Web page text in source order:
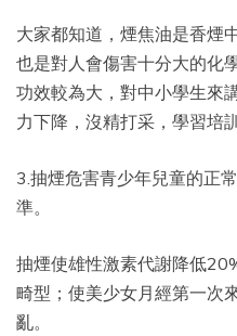
大家都知道，煙焦油是香煙
也是對人會傷害十分大的化
功效較為大，對中小學生來
力下降，沒精打采，學習培
3.抽煙危害青少年兒童的正
準。
抽煙使雄性激素代謝降低
畸型；使美少女月經第一次
亂。